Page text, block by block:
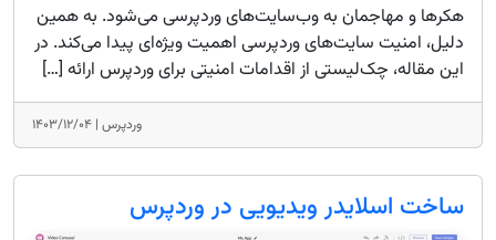
هکرها و مهاجمان به وب‌سایت‌های وردپرسی می‌شود. به همین
دلیل، امنیت سایت‌های وردپرسی اهمیت ویژه‌ای پیدا می‌کند. در
این مقاله، چک‌لیستی از اقدامات امنیتی برای وردپرس ارائه […]
وردپرس | ۱۴۰۳/۱۲/۰۴
ساخت اسلایدر ویدیویی در وردپرس